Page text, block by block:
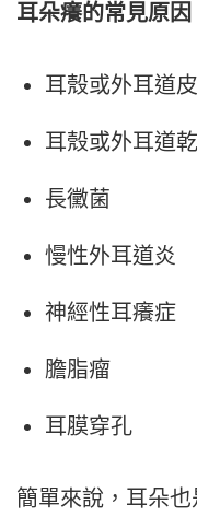
耳朵癢的常見原因
耳殼或外耳道
耳殼或外耳道
長黴菌
慢性外耳道炎
神經性耳癢症
膽脂瘤
耳膜穿孔
簡單來說，耳朵